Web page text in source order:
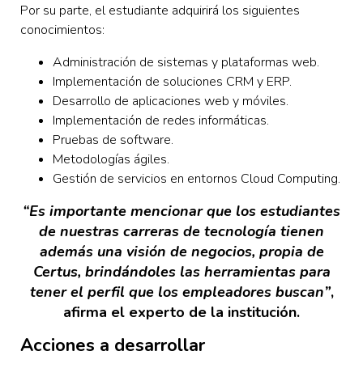
Por su parte, el estudiante adquirirá los siguientes
conocimientos:
Administración de sistemas y plataformas web.
Implementación de soluciones CRM y ERP.
Desarrollo de aplicaciones web y móviles.
Implementación de redes informáticas.
Pruebas de software.
Metodologías ágiles.
Gestión de servicios en entornos Cloud Computing.
“Es importante mencionar que los estudiantes
de nuestras carreras de tecnología tienen
además una visión de negocios, propia de
Certus, brindándoles las herramientas para
tener el perfil que los empleadores buscan”,
afirma el experto de la institución.
Acciones a desarrollar